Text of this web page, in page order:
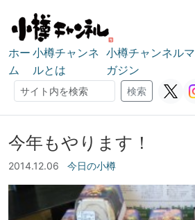
ホー
ム
小樽チャンネ
ルとは
小樽チャンネルマ
ガジン
検索
検索
今年もやります！
2014.12.06 今日の小樽